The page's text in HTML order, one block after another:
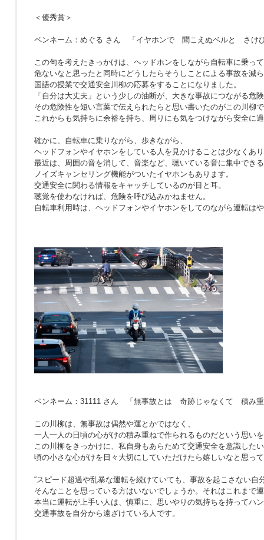
＜優秀賞＞
ペンネーム：めぐる さん 「イヤホンで 聞こえぬベルと さけ
この句を考えたきっかけは、ヘッドホンをしながら自転車に乗っ
危ないなと思ったと同時にどうしたらそうしことによる事故を減
国語の授業で交通安全川柳の応募をすることになりました。
「自分は大丈夫」という少しの油断が、大きな事故につながる危
その危険性を短い言葉で伝えられたらと思い書いたのがこの川柳
これからも気持ちに余裕を持ち、周りにも気をつけながら安全に
確かに、自転車に乗りながら、歩きながら、
ヘッドフォンやイヤホンをしている人を見かけることは少なくあ
最近は、周囲の音を消して、音楽など、聴いている音に集中できる
ノイズキャンセリング機能がついたイヤホンもあります。
交通安全に関わる情報をキャッチしているのが目と耳。
聴覚を使わなければ、危険を呼び込みかねません。
自転車利用時は、ヘッドフォンやイヤホンをしてのながら運転は
ペンネーム：31111 さん 「無事故とは 奇跡じゃなくて 積み
この川柳は、無事故は偶然や運とかではなく、
一人一人の日頃の心がけの積み重ねで作られるものだという思い
この川柳をきっかけに、私自身もあらためて交通安全を意識した
頃の小さな心がけを日々大切にしていただけたら嬉しいなと思っ
“スピード超過や乱暴な運転を続けていても、事故を起こさない自
そんなことを思っている方はいないでしょうか。それはこれまで
本当に運転が上手い人は、慎重に、思いやりの気持ちを持ってハ
交通事故を自分から遠ざけている人です。